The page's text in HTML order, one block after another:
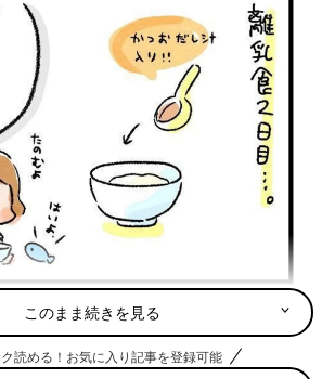
このまま続きを見る
読める！お気に入り記事を登録可能